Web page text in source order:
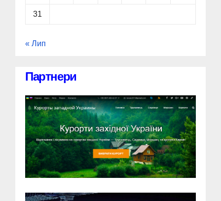
31
« Лип
Партнери